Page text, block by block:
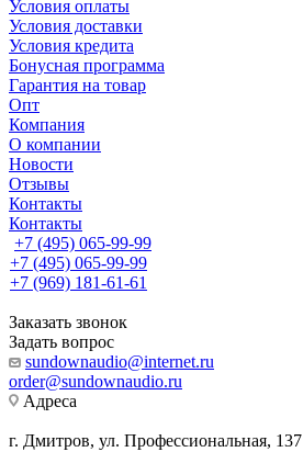
Условия оплаты
Условия доставки
Условия кредита
Бонусная программа
Гарантия на товар
Опт
Компания
О компании
Новости
Отзывы
Контакты
Контакты
+7 (495) 065-99-99
+7 (495) 065-99-99
+7 (969) 181-61-61
Заказать звонок
Задать вопрос
sundownaudio@internet.ru
order@sundownaudio.ru
Адреса
г. Дмитров, ул. Профессиональная, 137